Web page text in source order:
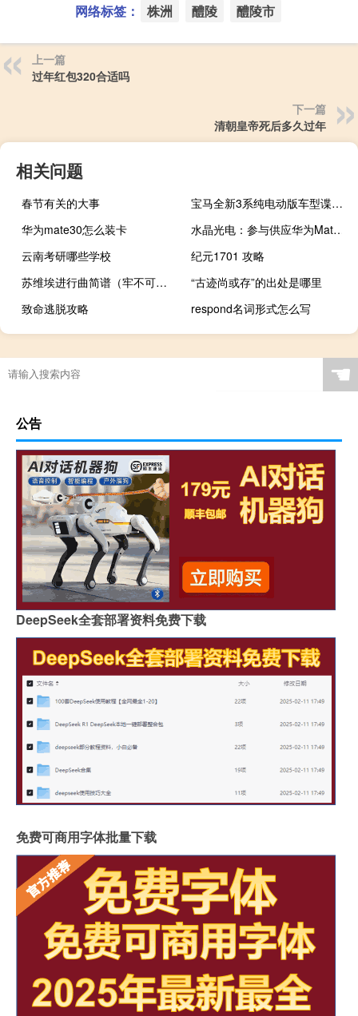
网络标签： 株洲 醴陵 醴陵市
上一篇
过年红包320合适吗
下一篇
清朝皇帝死后多久过年
相关问题
春节有关的大事
宝马全新3系纯电动版车型谍照图片曝光
华为mate30怎么装卡
水晶光电：参与供应华为Mate60全系后置3D摄像头元器件
云南考研哪些学校
纪元1701 攻略
苏维埃进行曲简谱（牢不可破的联盟简谱）
“古迹尚或存”的出处是哪里
致命逃脱攻略
respond名词形式怎么写
☚
公告
DeepSeek全套部署资料免费下载
免费可商用字体批量下载